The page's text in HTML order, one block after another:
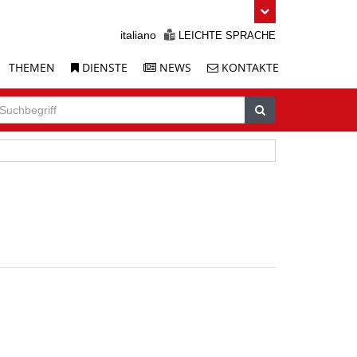
italiano LEICHTE SPRACHE
THEMEN DIENSTE NEWS KONTAKTE
Suchen